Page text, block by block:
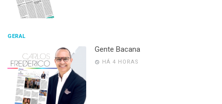
GERAL
Gente Bacana
HÁ 4 HORAS